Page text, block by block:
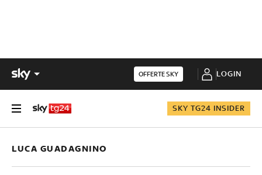
OFFERTE SKY LOGIN
SKY TG24 INSIDER
LUCA GUADAGNINO